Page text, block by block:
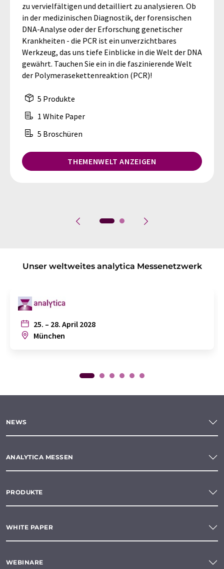
zu vervielfältigen und detailliert zu analysieren. Ob
in der medizinischen Diagnostik, der forensischen
DNA-Analyse oder der Erforschung genetischer
Krankheiten - die PCR ist ein unverzichtbares
Werkzeug, das uns tiefe Einblicke in die Welt der DNA
gewährt. Tauchen Sie ein in die faszinierende Welt
der Polymerasekettenreaktion (PCR)!
5 Produkte
1 White Paper
5 Broschüren
THEMENWELT ANZEIGEN
Unser weltweites analytica Messenetzwerk
25. – 28. April 2028
München
NEWS
ANALYTICA MESSEN
PRODUKTE
WHITE PAPER
WEBINARE